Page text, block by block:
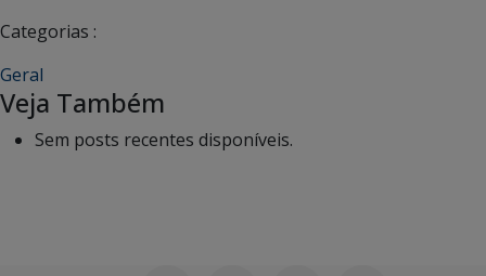
Categorias :
Geral
Veja Também
Sem posts recentes disponíveis.